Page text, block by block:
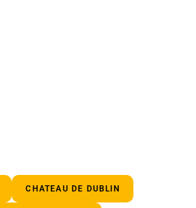
CHATEAU DE DUBLIN